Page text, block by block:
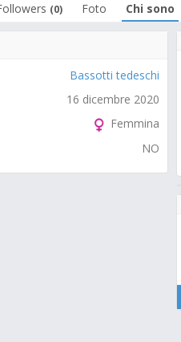
(0) Foto Chi sono
Bassotti tedeschi
16 dicembre 2020
Femmina
NO